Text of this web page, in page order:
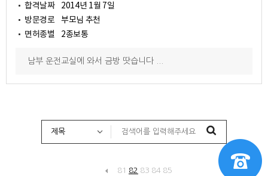
합격날짜 2014년 1월 7일
방문경로 부모님 추천
면허종별 2종보통
남부 운전교실에 와서 금방 땃습니다 ...
81 82 83 84 85